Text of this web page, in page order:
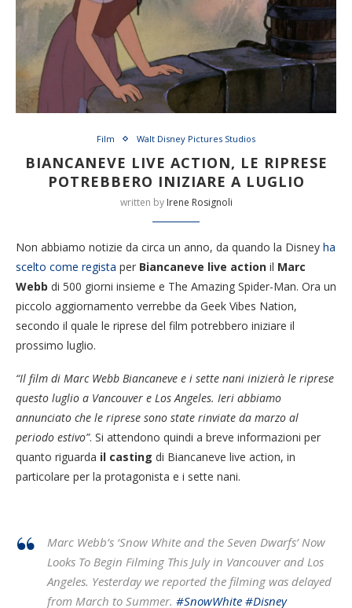
Film Walt Disney Pictures Studios
BIANCANEVE LIVE ACTION, LE RIPRESE
POTREBBERO INIZIARE A LUGLIO
written by Irene Rosignoli
Non abbiamo notizie da circa un anno, da quando la Disney ha
scelto come regista per Biancaneve live action il Marc
Webb di 500 giorni insieme e The Amazing Spider-Man. Ora un
piccolo aggiornamento verrebbe da Geek Vibes Nation,
secondo il quale le riprese del film potrebbero iniziare il
prossimo luglio.
“Il film di Marc Webb Biancaneve e i sette nani inizierà le riprese
questo luglio a Vancouver e Los Angeles. Ieri abbiamo
annunciato che le riprese sono state rinviate da marzo al
periodo estivo”. Si attendono quindi a breve informazioni per
quanto riguarda il casting di Biancaneve live action, in
particolare per la protagonista e i sette nani.
Marc Webb’s ‘Snow White and the Seven Dwarfs’ Now
Looks To Begin Filming This July in Vancouver and Los
Angeles. Yesterday we reported the filming was delayed
from March to Summer. #SnowWhite #Disney